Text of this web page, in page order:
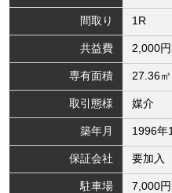
間取り 1R
共益費 2,000円
専有面積 27.36㎡
取引態様 媒介
築年月 1996年
保証会社 要加入
駐車場 7,000